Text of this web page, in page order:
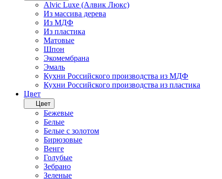
Alvic Luxe (Алвик Люкс)
Из массива дерева
Из МДФ
Из пластика
Матовые
Шпон
Экомембрана
Эмаль
Кухни Российского производства из МДФ
Кухни Российского производства из пластика
Цвет
Цвет
Бежевые
Белые
Белые с золотом
Бирюзовые
Венге
Голубые
Зебрано
Зеленые